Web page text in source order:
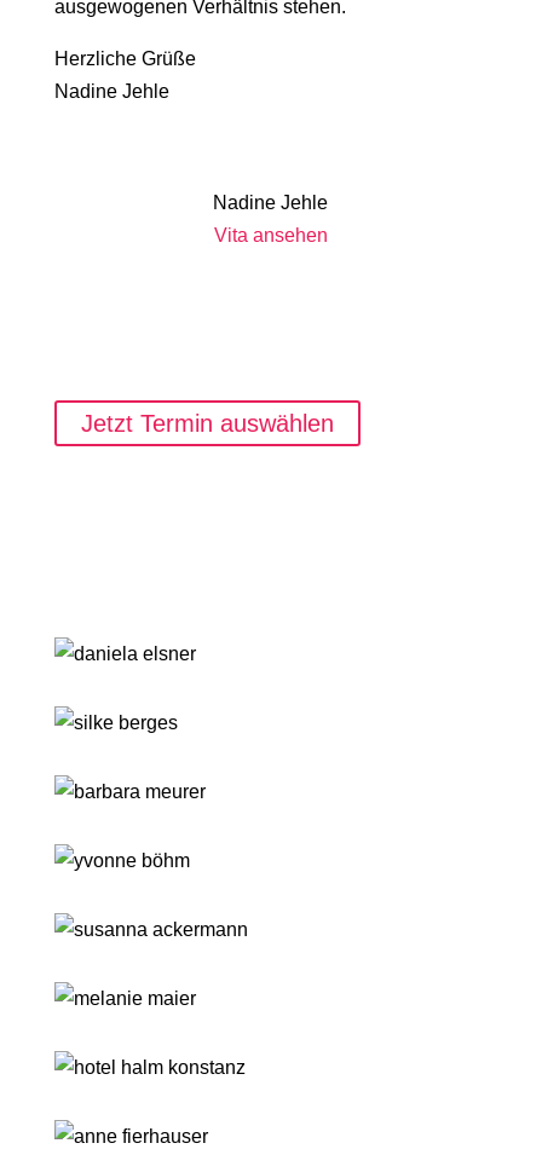
ausgewogenen Verhältnis stehen.
Herzliche Grüße
Nadine Jehle
Nadine Jehle
Vita ansehen
Jetzt Termin auswählen